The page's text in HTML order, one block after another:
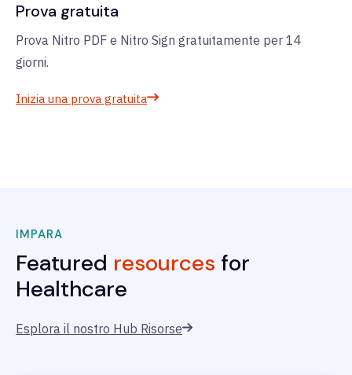
Prova gratuita
Prova Nitro PDF e Nitro Sign gratuitamente per 14
giorni.
Inizia una prova gratuita
IMPARA
Featured resources for
Healthcare
Esplora il nostro Hub Risorse